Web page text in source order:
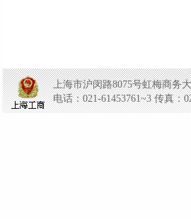
上海市沪闵路8075号虹梅商务
电话：021-61453761~3 传真：